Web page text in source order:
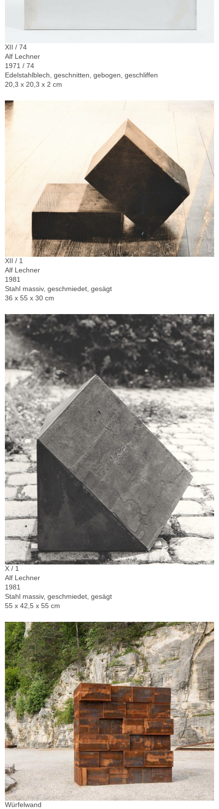
XII / 74
Alf Lechner
1971 / 74
Edelstahlblech, geschnitten, gebogen, geschliffen
20,3 x 20,3 x 2 cm
XII / 1
Alf Lechner
1981
Stahl massiv, geschmiedet, gesägt
36 x 55 x 30 cm
X / 1
Alf Lechner
1981
Stahl massiv, geschmiedet, gesägt
55 x 42,5 x 55 cm
Würfelwand